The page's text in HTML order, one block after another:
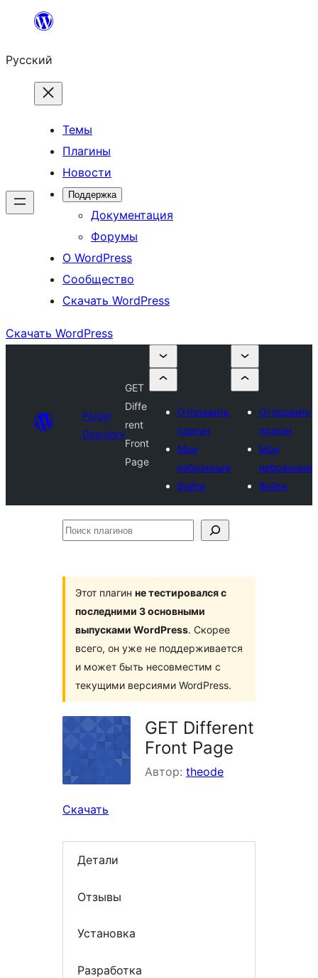
Перейти
содержимому
Русский
Темы
Плагины
Новости
Поддержка
Документация
Форумы
О WordPress
Сообщество
Скачать WordPress
Скачать WordPress
Plugin
Directory
GET
Diffe
rent
Front
Page
Отправить
плагин
Мои
избранные
Войти
Отправить
плагин
Мои
избранные
Войти
Поиск
Этот плагин не тестировался с
последними 3 основными
выпусками WordPress. Скорее
всего, он уже не поддерживается
и может быть несовместим с
текущими версиями WordPress.
GET Different
Front Page
Автор: theode
Скачать
Детали
Отзывы
Установка
Разработка